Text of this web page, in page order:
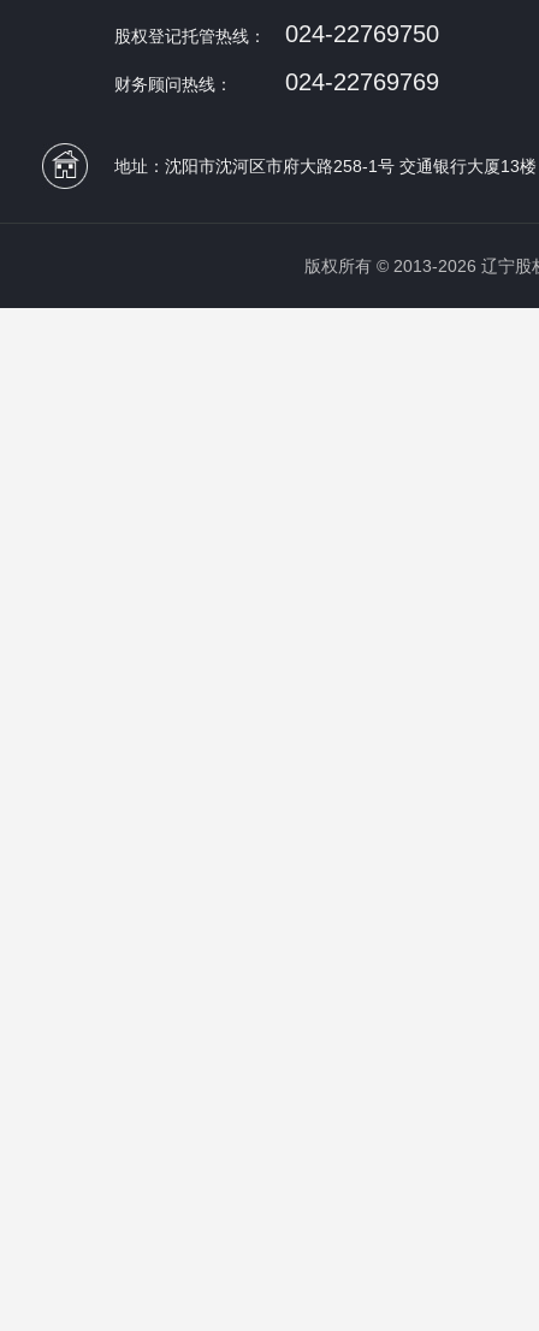
股权登记托管热线： 024-22769750
财务顾问热线： 024-22769769
地址：沈阳市沈河区市府大路258-1号 交通银行大厦13楼
版权所有 © 2013-2026 辽宁